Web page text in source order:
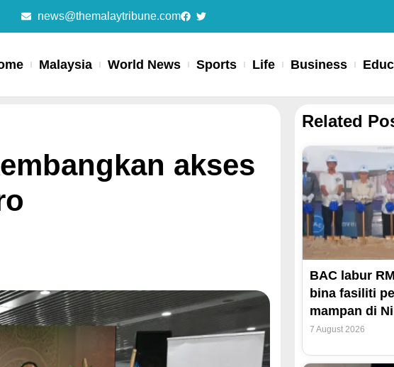
news@themalaytribune.com
Malaysia World News Sports Life Business
akses
Related
BAC labur
bina fasiliti
mampan di
7 August 2026